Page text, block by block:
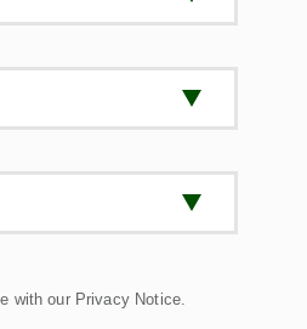
with our Privacy Notice.